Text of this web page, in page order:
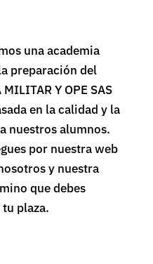
una academia
preparación del
Y OPE SAS
en la calidad y la
nuestros alumnos.
por nuestra web
y nuestra
que debes
plaza.